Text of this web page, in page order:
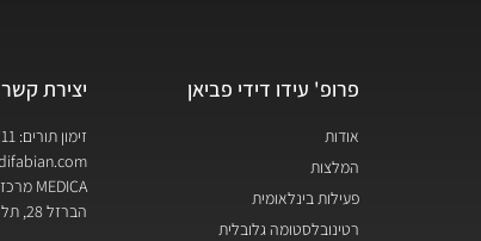
פרופ' עידו דידי פביאן
אודות
המלצות
פעילות בינלאומית
רטינובלסטומה גלובלית
יצירת קשר
זימון תורים: 055-3167711
MEDICA מרכזים רפואיים
הברזל 28, תל אביב